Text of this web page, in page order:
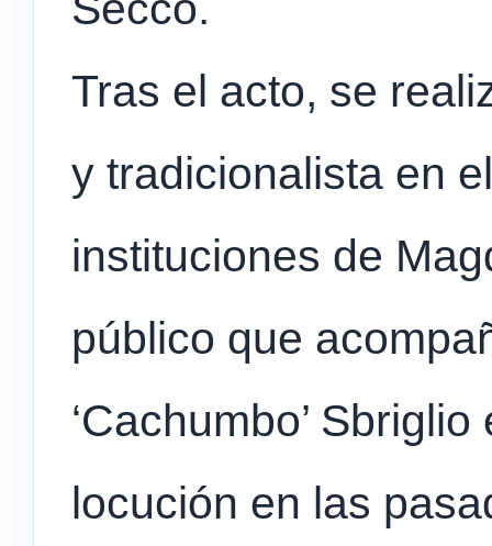
Tras el acto, se
y tradicionalista en
instituciones de
público que
‘Cachumbo’
locución en las